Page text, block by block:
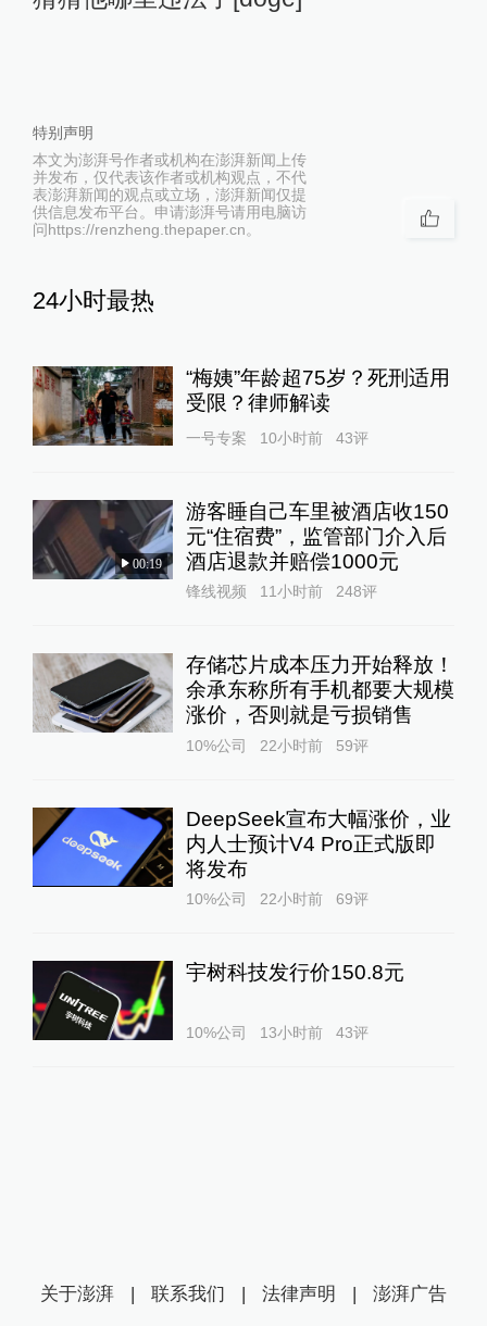
特别声明
本文为澎湃号作者或机构在澎湃新闻上传
并发布，仅代表该作者或机构观点，不代
表澎湃新闻的观点或立场，澎湃新闻仅提
供信息发布平台。申请澎湃号请用电脑访
问https://renzheng.thepaper.cn。
24小时最热
“梅姨”年龄超75岁？死刑适用
受限？律师解读
一号专案 10小时前 43评
00:19
游客睡自己车里被酒店收150
元“住宿费”，监管部门介入后
酒店退款并赔偿1000元
锋线视频 11小时前 248评
存储芯片成本压力开始释放！
余承东称所有手机都要大规模
涨价，否则就是亏损销售
10%公司 22小时前 59评
DeepSeek宣布大幅涨价，业
内人士预计V4 Pro正式版即
将发布
10%公司 22小时前 69评
宇树科技发行价150.8元
10%公司 13小时前 43评
关于澎湃 | 联系我们 | 法律声明 | 澎湃广告